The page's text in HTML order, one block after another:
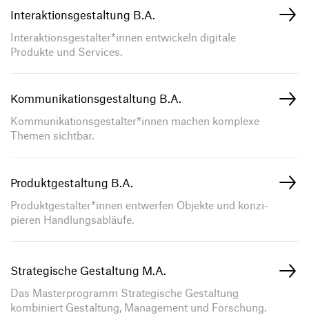
Mitarbeiter*innen
Lehrende und Schulen
Downloads
Bewerbung Bachelor
Bewerbung Master
Interaktionsgestaltung B.A.
Interaktionsgestalter*innen entwi­ckeln digi­tale
Produkte und Services.
Kommunikationsgestaltung B.A.
Kommunikationsgestalter*innen machen komplexe
Themen sichtbar.
Produktgestaltung B.A.
Produktgestalter*innen entwerfen Objekte und konzi­
pieren Handlungsabläufe.
Strategische Gestaltung M.A.
Das Master­pro­gramm Stra­te­gi­sche Gestal­tung
kombi­niert Gestal­tung, Manage­ment und Forschung.